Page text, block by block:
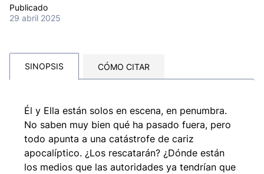
Publicado
29 abril 2025
SINOPSIS CÓMO CITAR
Él y Ella están solos en escena, en penumbra.
No saben muy bien qué ha pasado fuera, pero
todo apunta a una catástrofe de cariz
apocalíptico. ¿Los rescatarán? ¿Dónde están
los medios que las autoridades ya tendrían que